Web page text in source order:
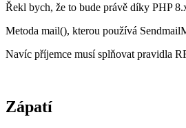
Řekl bych, že to bude právě díky PHP
Metoda mail(), kterou používá
Navíc příjemce musí splňovat pravidla
Zápatí